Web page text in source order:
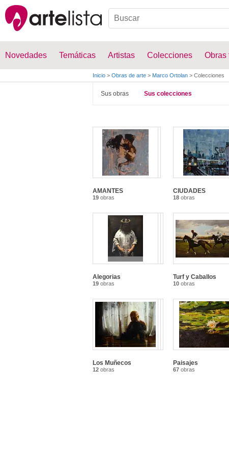
Novedades Temáticas Artistas Colecciones Obras
Inicio > Obras de arte > Marco Ortolan > Colecciones
Sus obras Sus colecciones
AMANTES
19 obras
CIUDADES
18 obras
Alegorias
19 obras
Turf y Caballos
10 obras
Los Muñecos
12 obras
Paisajes
67 obras